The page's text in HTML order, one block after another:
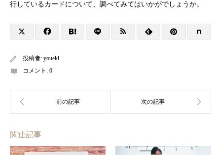
行しているカードについて、調べてみてはいかがでしょうか。
投稿者: youeki
コメント: 0
関連記事